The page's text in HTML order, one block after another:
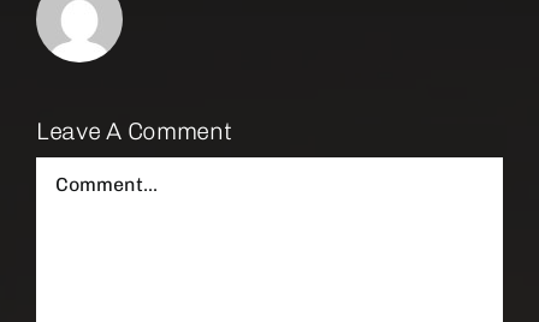
Leave A Comment
Comment